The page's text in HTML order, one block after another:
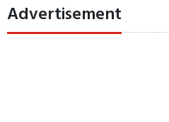
Advertisement